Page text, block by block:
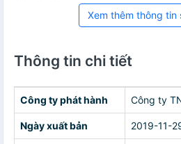
Xem thêm thông tin
Thông tin chi tiết
Công ty phát hành Công ty
Ngày xuất bản 2019-11-